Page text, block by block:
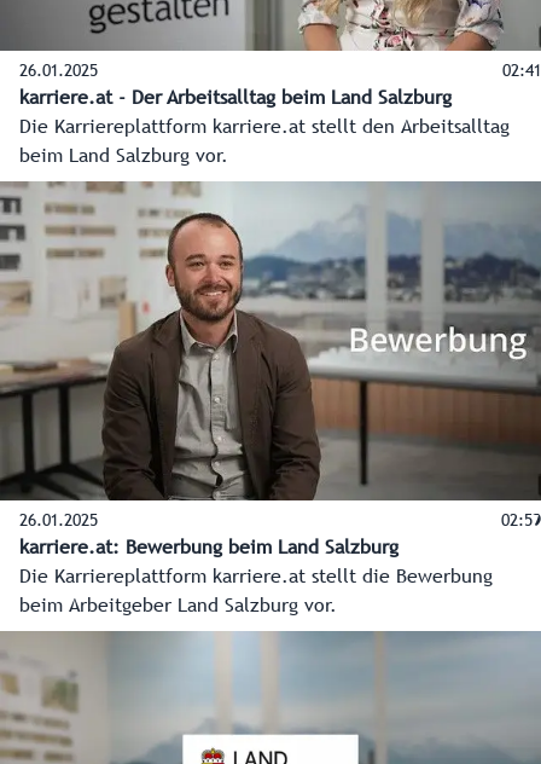
26.01.2025 02:41
karriere.at - Der Arbeitsalltag beim Land Salzburg
Die Karriereplattform karriere.at stellt den Arbeitsalltag
beim Land Salzburg vor.
26.01.2025 02:59
karriere.at: Bewerbung beim Land Salzburg
Die Karriereplattform karriere.at stellt die Bewerbung
beim Arbeitgeber Land Salzburg vor.